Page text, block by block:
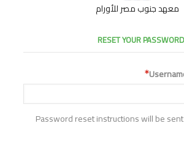
معهد جنوب مصر للأورام
RESET YOUR PASSWORD
Password reset instructions will be